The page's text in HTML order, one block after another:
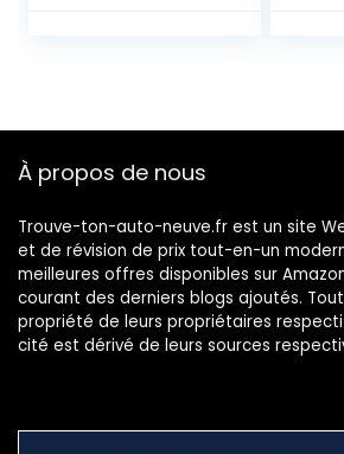
manivelle
silencieux
À propos de nous
Trouve-ton-auto-neuve.fr est un site
et de révision de prix tout-en-un
meilleures offres disponibles sur
courant des derniers blogs ajoutés.
propriété de leurs propriétaires
cité est dérivé de leurs sources